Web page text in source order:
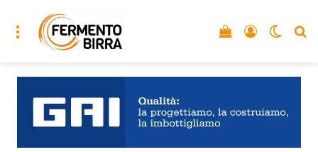
Menu Accedi
Vedi il carrello